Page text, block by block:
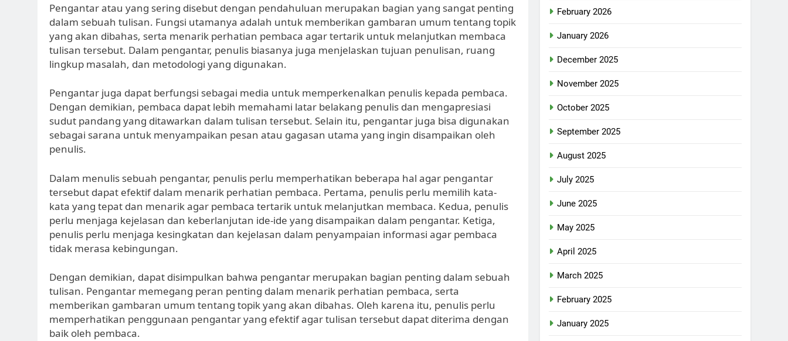
Pengantar atau yang sering disebut dengan pendahuluan merupakan bagian yang sangat penting
dalam sebuah tulisan. Fungsi utamanya adalah untuk memberikan gambaran umum tentang topik
yang akan dibahas, serta menarik perhatian pembaca agar tertarik untuk melanjutkan membaca
tulisan tersebut. Dalam pengantar, penulis biasanya juga menjelaskan tujuan penulisan, ruang
lingkup masalah, dan metodologi yang digunakan.
Pengantar juga dapat berfungsi sebagai media untuk memperkenalkan penulis kepada pembaca.
Dengan demikian, pembaca dapat lebih memahami latar belakang penulis dan mengapresiasi
sudut pandang yang ditawarkan dalam tulisan tersebut. Selain itu, pengantar juga bisa digunakan
sebagai sarana untuk menyampaikan pesan atau gagasan utama yang ingin disampaikan oleh
penulis.
Dalam menulis sebuah pengantar, penulis perlu memperhatikan beberapa hal agar pengantar
tersebut dapat efektif dalam menarik perhatian pembaca. Pertama, penulis perlu memilih kata-
kata yang tepat dan menarik agar pembaca tertarik untuk melanjutkan membaca. Kedua, penulis
perlu menjaga kejelasan dan keberlanjutan ide-ide yang disampaikan dalam pengantar. Ketiga,
penulis perlu menjaga kesingkatan dan kejelasan dalam penyampaian informasi agar pembaca
tidak merasa kebingungan.
Dengan demikian, dapat disimpulkan bahwa pengantar merupakan bagian penting dalam sebuah
tulisan. Pengantar memegang peran penting dalam menarik perhatian pembaca, serta
memberikan gambaran umum tentang topik yang akan dibahas. Oleh karena itu, penulis perlu
memperhatikan penggunaan pengantar yang efektif agar tulisan tersebut dapat diterima dengan
baik oleh pembaca.
February 2026
January 2026
December 2025
November 2025
October 2025
September 2025
August 2025
July 2025
June 2025
May 2025
April 2025
March 2025
February 2025
January 2025